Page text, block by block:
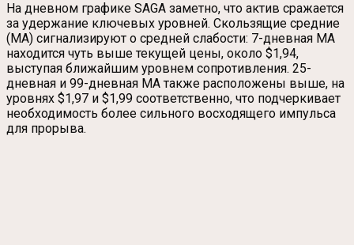
На дневном графике SAGA заметно, что актив сражается
за удержание ключевых уровней. Скользящие средние
(MA) сигнализируют о средней слабости: 7-дневная MA
находится чуть выше текущей цены, около $1,94,
выступая ближайшим уровнем сопротивления. 25-
дневная и 99-дневная MA также расположены выше, на
уровнях $1,97 и $1,99 соответственно, что подчеркивает
необходимость более сильного восходящего импульса
для прорыва.